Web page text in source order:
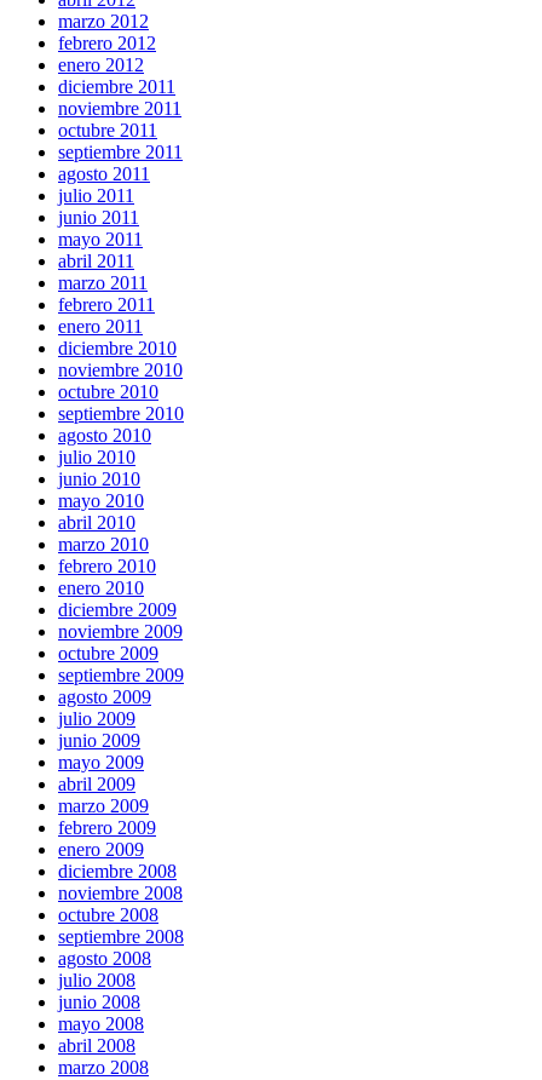
marzo 2012
febrero 2012
enero 2012
diciembre 2011
noviembre 2011
octubre 2011
septiembre 2011
agosto 2011
julio 2011
junio 2011
mayo 2011
abril 2011
marzo 2011
febrero 2011
enero 2011
diciembre 2010
noviembre 2010
octubre 2010
septiembre 2010
agosto 2010
julio 2010
junio 2010
mayo 2010
abril 2010
marzo 2010
febrero 2010
enero 2010
diciembre 2009
noviembre 2009
octubre 2009
septiembre 2009
agosto 2009
julio 2009
junio 2009
mayo 2009
abril 2009
marzo 2009
febrero 2009
enero 2009
diciembre 2008
noviembre 2008
octubre 2008
septiembre 2008
agosto 2008
julio 2008
junio 2008
mayo 2008
abril 2008
marzo 2008